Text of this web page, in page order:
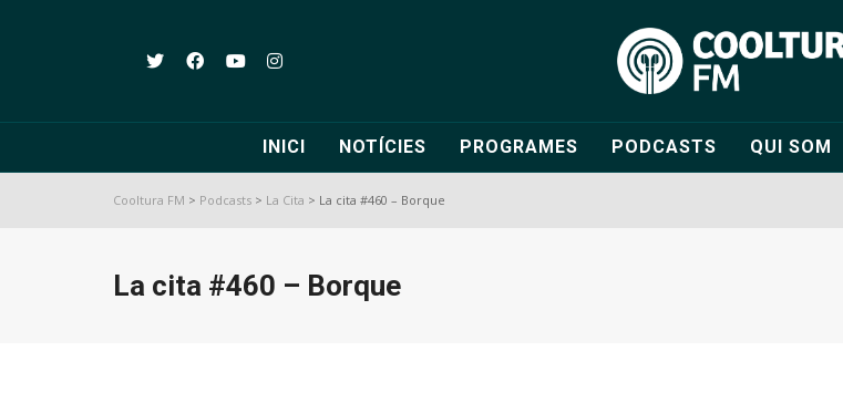
INICI NOTÍCIES PROGRAMES PODCASTS QUI SOM
Cooltura FM > Podcasts > La Cita > La cita #460 – Borque
La cita #460 – Borque